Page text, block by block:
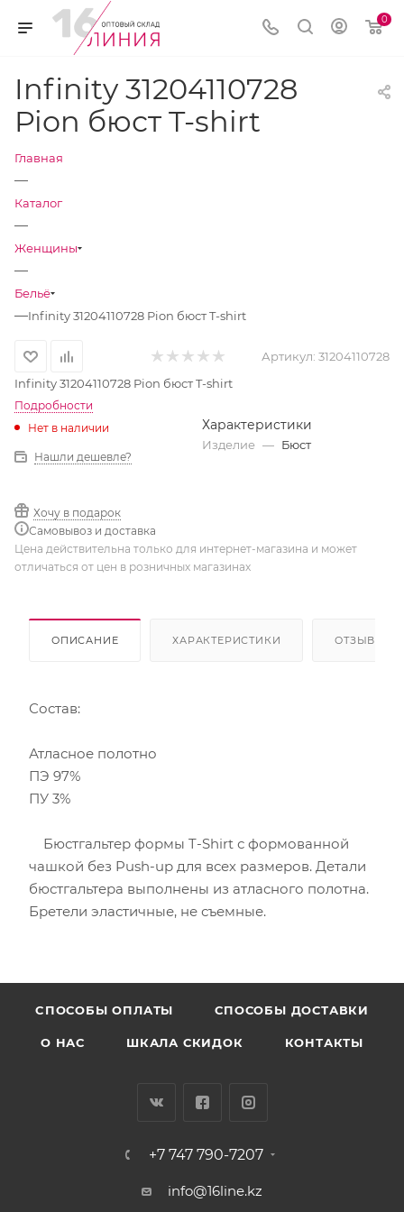
0
Infinity 31204110728
Pion бюст T-shirt
Главная
—
Каталог
—
Женщины
—
Бельё
—Infinity 31204110728 Pion бюст T-shirt
Артикул: 31204110728
Infinity 31204110728 Pion бюст T-shirt
Подробности
Нет в наличии
Нашли дешевле?
Хочу в подарок
Самовывоз и доставка
Характеристики
Изделие — Бюст
Цена действительна только для интернет-магазина и может
отличаться от цен в розничных магазинах
ОПИСАНИЕ ХАРАКТЕРИСТИКИ ОТЗЫВЫ
Состав:
Атласное полотно
ПЭ 97%
ПУ 3%
Бюстгальтер формы T-Shirt с формованной
чашкой без Push-uр для всех размеров. Детали
бюстгальтера выполнены из атласного полотна.
Бретели эластичные, не съемные.
CПОСОБЫ ОПЛАТЫ СПОСОБЫ ДОСТАВКИ
О НАС ШКАЛА СКИДОК КОНТАКТЫ
+7 747 790-7207
info@16line.kz